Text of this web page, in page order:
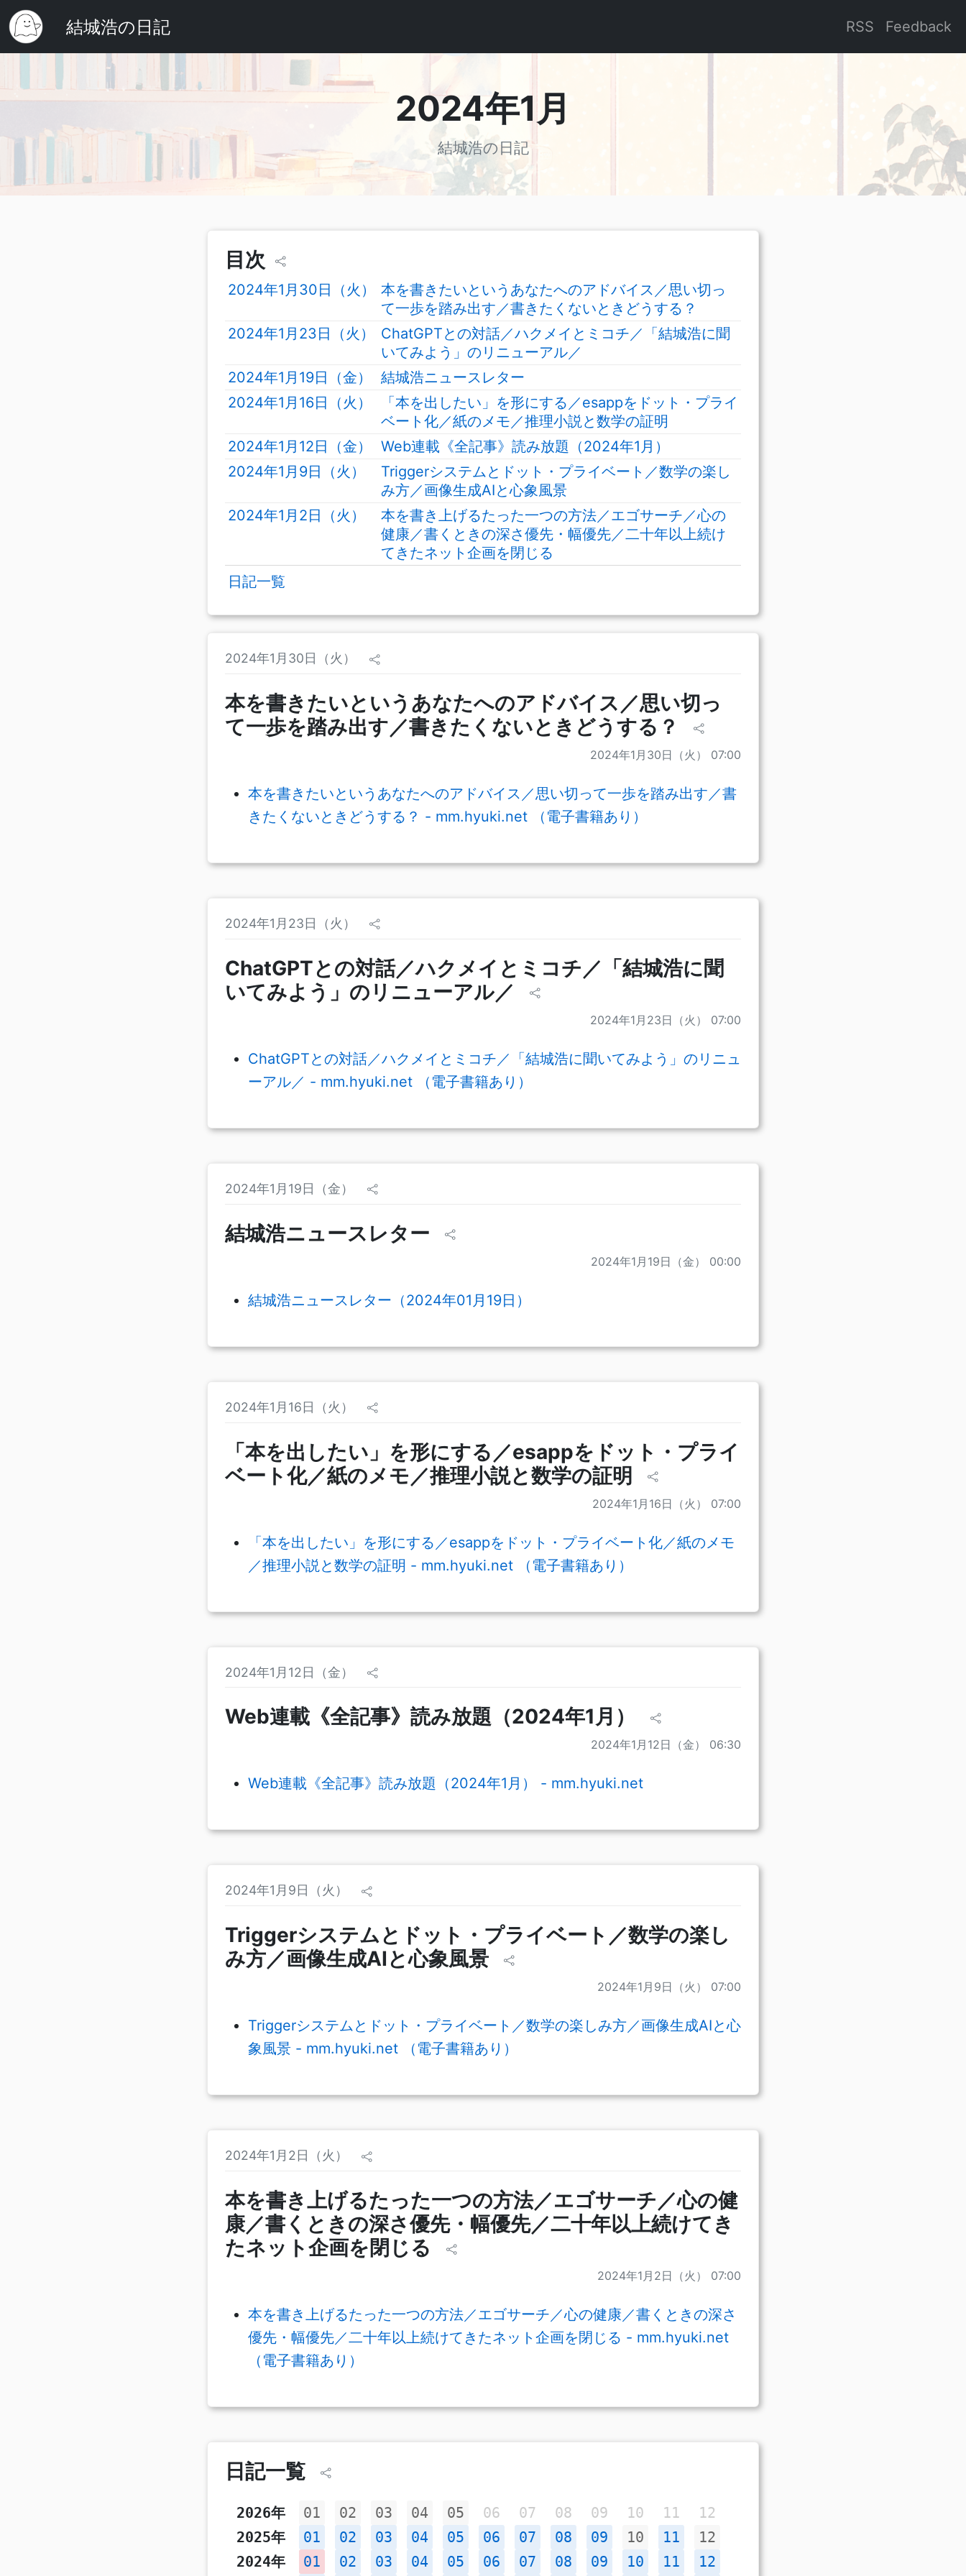
結城浩の日記 RSS Feedback
2024年1月
結城浩の日記
目次
2024年1月30日（火）
本を書きたいというあなたへのアドバイス／思い切っ
て一歩を踏み出す／書きたくないときどうする？
2024年1月23日（火）
ChatGPTとの対話／ハクメイとミコチ／「結城浩に聞
いてみよう」のリニューアル／
2024年1月19日（金）
結城浩ニュースレター
2024年1月16日（火）
「本を出したい」を形にする／esappをドット・プライ
ベート化／紙のメモ／推理小説と数学の証明
2024年1月12日（金）
Web連載《全記事》読み放題（2024年1月）
2024年1月9日（火）
Triggerシステムとドット・プライベート／数学の楽し
み方／画像生成AIと心象風景
2024年1月2日（火）
本を書き上げるたった一つの方法／エゴサーチ／心の
健康／書くときの深さ優先・幅優先／二十年以上続け
てきたネット企画を閉じる
日記一覧
2024年1月30日（火）
本を書きたいというあなたへのアドバイス／思い切っ
て一歩を踏み出す／書きたくないときどうする？
2024年1月30日（火） 07:00
本を書きたいというあなたへのアドバイス／思い切って一歩を踏み出す／書
きたくないときどうする？ - mm.hyuki.net （電子書籍あり）
2024年1月23日（火）
ChatGPTとの対話／ハクメイとミコチ／「結城浩に聞
いてみよう」のリニューアル／
2024年1月23日（火） 07:00
ChatGPTとの対話／ハクメイとミコチ／「結城浩に聞いてみよう」のリニュ
ーアル／ - mm.hyuki.net （電子書籍あり）
2024年1月19日（金）
結城浩ニュースレター
2024年1月19日（金） 00:00
結城浩ニュースレター（2024年01月19日）
2024年1月16日（火）
「本を出したい」を形にする／esappをドット・プライ
ベート化／紙のメモ／推理小説と数学の証明
2024年1月16日（火） 07:00
「本を出したい」を形にする／esappをドット・プライベート化／紙のメモ
／推理小説と数学の証明 - mm.hyuki.net （電子書籍あり）
2024年1月12日（金）
Web連載《全記事》読み放題（2024年1月）
2024年1月12日（金） 06:30
Web連載《全記事》読み放題（2024年1月） - mm.hyuki.net
2024年1月9日（火）
Triggerシステムとドット・プライベート／数学の楽し
み方／画像生成AIと心象風景
2024年1月9日（火） 07:00
Triggerシステムとドット・プライベート／数学の楽しみ方／画像生成AIと心
象風景 - mm.hyuki.net （電子書籍あり）
2024年1月2日（火）
本を書き上げるたった一つの方法／エゴサーチ／心の健
康／書くときの深さ優先・幅優先／二十年以上続けてき
たネット企画を閉じる
2024年1月2日（火） 07:00
本を書き上げるたった一つの方法／エゴサーチ／心の健康／書くときの深さ
優先・幅優先／二十年以上続けてきたネット企画を閉じる - mm.hyuki.net
（電子書籍あり）
日記一覧
2026年 01 02 03 04 05 06 07 08 09 10 11
12
2025年
01 02 03 04 05 06 07 08 09 10 11
12
2024年
01 02 03 04 05 06 07 08 09 10 11 12